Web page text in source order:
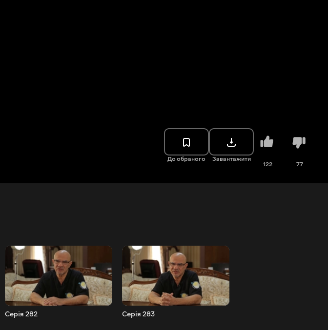
До обраного Завантажити
122 77
Серія 282 Серія 283